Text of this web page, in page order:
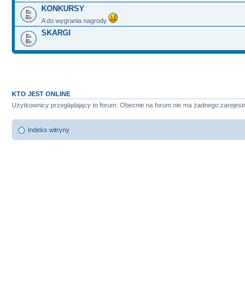
KONKURSY
A do wygrania nagrody
SKARGI
KTO JEST ONLINE
Użytkownicy przeglądający to forum: Obecnie na forum nie ma żadnego
Indeks witryny